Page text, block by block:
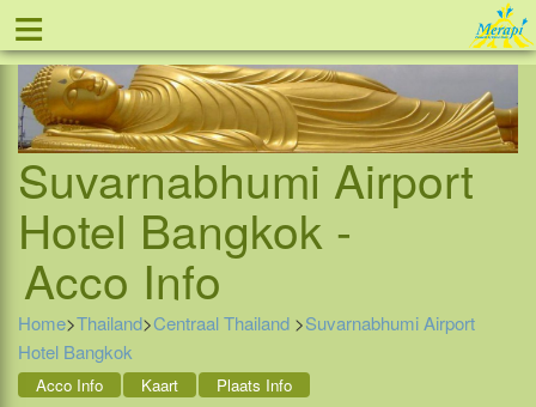
≡ Tel: 088 - 81 11 999
Suvarnabhumi Airport
Hotel Bangkok -
Acco Info
Home>Thailand>Centraal Thailand >Suvarnabhumi Airport
Hotel Bangkok
Acco Info Kaart Plaats Info